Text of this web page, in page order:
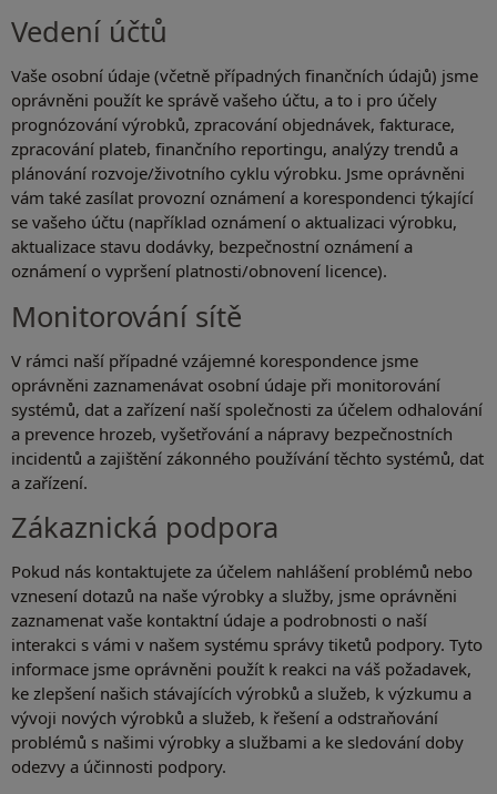
Vedení účtů
Vaše osobní údaje (včetně případných finančních údajů) jsme
oprávněni použít ke správě vašeho účtu, a to i pro účely
prognózování výrobků, zpracování objednávek, fakturace,
zpracování plateb, finančního reportingu, analýzy trendů a
plánování rozvoje/životního cyklu výrobku. Jsme oprávněni
vám také zasílat provozní oznámení a korespondenci týkající
se vašeho účtu (například oznámení o aktualizaci výrobku,
aktualizace stavu dodávky, bezpečnostní oznámení a
oznámení o vypršení platnosti/obnovení licence).
Monitorování sítě
V rámci naší případné vzájemné korespondence jsme
oprávněni zaznamenávat osobní údaje při monitorování
systémů, dat a zařízení naší společnosti za účelem odhalování
a prevence hrozeb, vyšetřování a nápravy bezpečnostních
incidentů a zajištění zákonného používání těchto systémů, dat
a zařízení.
Zákaznická podpora
Pokud nás kontaktujete za účelem nahlášení problémů nebo
vznesení dotazů na naše výrobky a služby, jsme oprávněni
zaznamenat vaše kontaktní údaje a podrobnosti o naší
interakci s vámi v našem systému správy tiketů podpory. Tyto
informace jsme oprávněni použít k reakci na váš požadavek,
ke zlepšení našich stávajících výrobků a služeb, k výzkumu a
vývoji nových výrobků a služeb, k řešení a odstraňování
problémů s našimi výrobky a službami a ke sledování doby
odezvy a účinnosti podpory.